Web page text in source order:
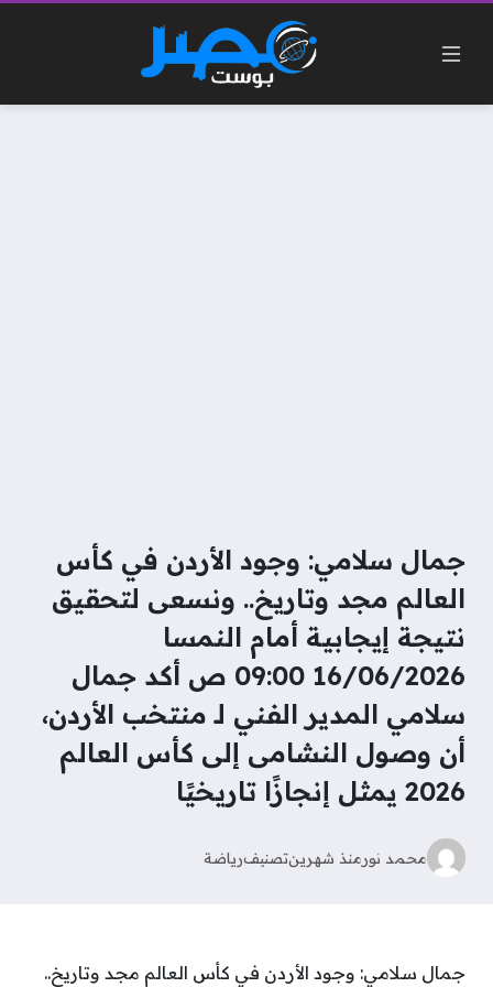
جمال سلامي: وجود الأردن في كأس
العالم مجد وتاريخ.. ونسعى لتحقيق
نتيجة إيجابية أمام النمسا
16/06/2026 09:00 ص أكد جمال
سلامي المدير الفني لـ منتخب الأردن،
أن وصول النشامى إلى كأس العالم
2026 يمثل إنجازًا تاريخيًا
محمد نورمنذ شهرينتصنيفرياضة
جمال سلامي: وجود الأردن في كأس العالم مجد وتاريخ..